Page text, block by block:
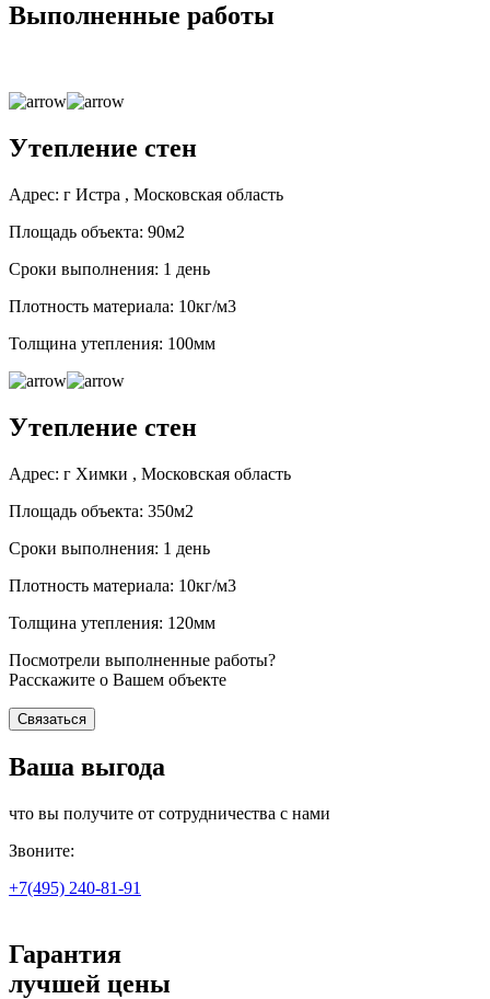
Выполненные работы
Утепление стен
Адрес: г Истра , Московская область
Площадь объекта: 90м2
Сроки выполнения: 1 день
Плотность материала: 10кг/м3
Толщина утепления: 100мм
Утепление стен
Адрес: г Химки , Московская область
Площадь объекта: 350м2
Сроки выполнения: 1 день
Плотность материала: 10кг/м3
Толщина утепления: 120мм
Посмотрели выполненные работы?
Расскажите о Вашем объекте
Связаться
Ваша выгода
что вы получите от сотрудничества с нами
Звоните:
+7(495) 240-81-91
Гарантия
лучшей цены